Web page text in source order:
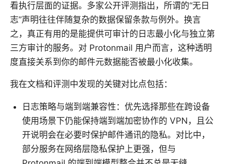
看执行层面的证据。多家公开评测指出，所谓的“无日
志”声明往往伴随复杂的数据保留条款与例外。换言
之，真正有用的是能提供可审计的日志最小化与独立第
三方审计的服务。对 Protonmail 用户而言，这种透明
度直接关系到你的邮件元数据能否被最小化收集。
我在文档和评测中发现的关键对比点包括：
日志策略与端到端兼容性：优先选择那些在跨设备
使用场景下仍能保持端到端加密协作的 VPN，且公
开说明会在必要时保护邮件通讯的隐私。对比中，
部分服务在网络层隐私保护上更强，但与